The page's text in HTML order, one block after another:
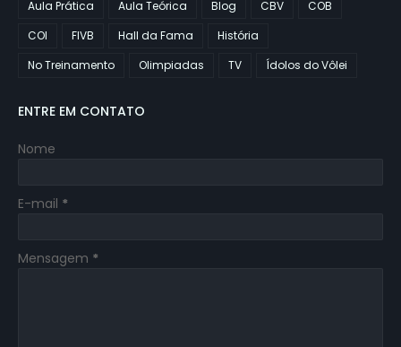
Aula Prática Aula Teórica Blog CBV
COB
COI
FIVB Hall da Fama
História
No Treinamento
Olimpiadas TV Ídolos do Vôlei
ENTRE EM CONTATO
Nome
E-mail *
Mensagem *